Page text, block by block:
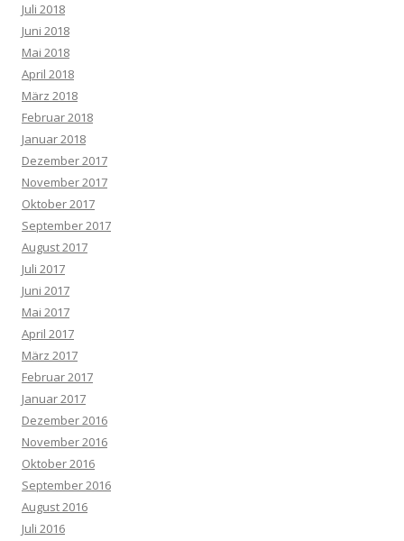
Juli 2018
Juni 2018
Mai 2018
April 2018
März 2018
Februar 2018
Januar 2018
Dezember 2017
November 2017
Oktober 2017
September 2017
August 2017
Juli 2017
Juni 2017
Mai 2017
April 2017
März 2017
Februar 2017
Januar 2017
Dezember 2016
November 2016
Oktober 2016
September 2016
August 2016
Juli 2016